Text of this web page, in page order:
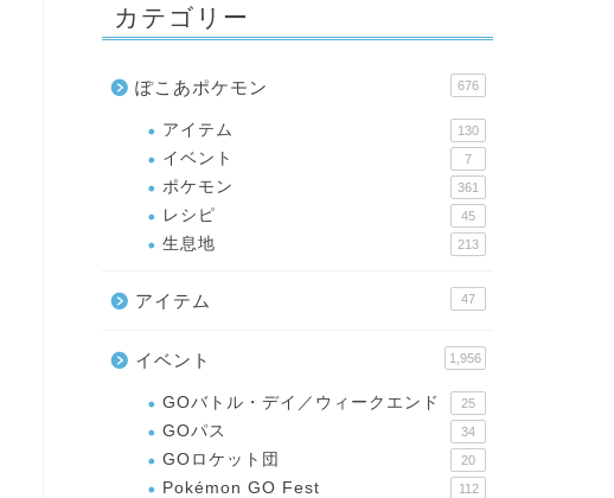
カテゴリー
ぽこあポケモン 676
アイテム 130
イベント 7
ポケモン 361
レシピ 45
生息地 213
アイテム 47
イベント 1,956
GOバトル・デイ／ウィークエンド 25
GOパス 34
GOロケット団 20
Pokémon GO Fest 112